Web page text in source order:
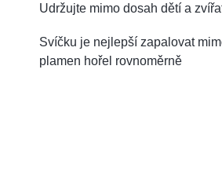
Udržujte mimo dosah dětí a
Svíčku je nejlepší zapalovat
plamen hořel rovnoměrně